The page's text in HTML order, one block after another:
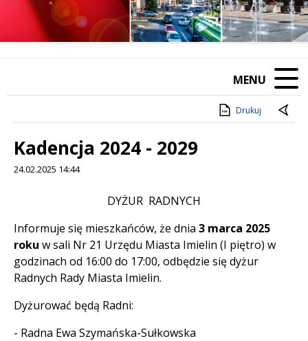
MENU
Drukuj
Kadencja 2024 - 2029
24.02.2025 14:44
DYŻUR RADNYCH
Informuje się mieszkańców, że dnia 3 marca 2025
roku w sali Nr 21 Urzędu Miasta Imielin (I piętro) w
godzinach od 16:00 do 17:00, odbędzie się dyżur
Radnych Rady Miasta Imielin.
Dyżurować będą Radni:
- Radna Ewa Szymańska-Sułkowska